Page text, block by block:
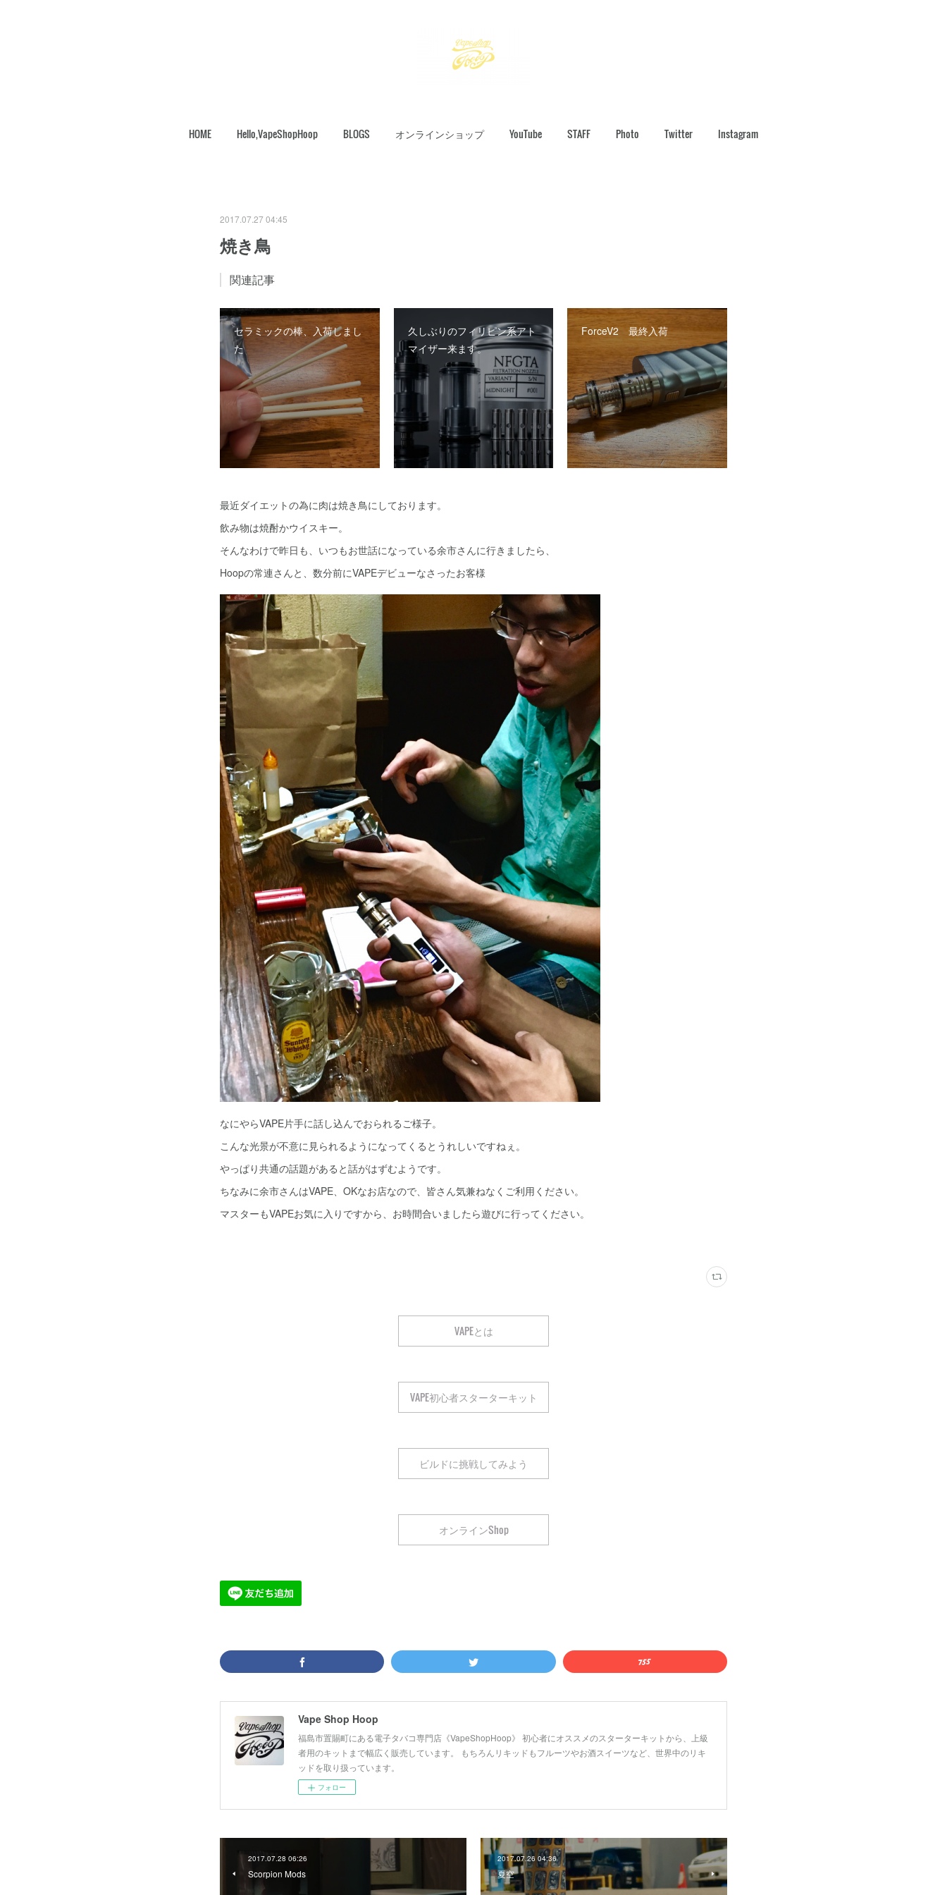
HOME Hello,VapeShopHoop BLOGS オンラインショップ YouTube STAFF Photo Twitter Instagram
2017.07.27 04:45
焼き鳥
関連記事
セラミックの棒、入荷しまし
た
久しぶりのフィリピン系アト
マイザー来ます。
ForceV2 最終入荷
最近ダイエットの為に肉は焼き鳥にしております。
飲み物は焼酎かウイスキー。
そんなわけで昨日も、いつもお世話になっている余市さんに行きましたら、
Hoopの常連さんと、数分前にVAPEデビューなさったお客様
なにやらVAPE片手に話し込んでおられるご様子。
こんな光景が不意に見られるようになってくるとうれしいですねぇ。
やっぱり共通の話題があると話がはずむようです。
ちなみに余市さんはVAPE、OKなお店なので、皆さん気兼ねなくご利用ください。
マスターもVAPEお気に入りですから、お時間合いましたら遊びに行ってください。
VAPEとは
VAPE初心者スターターキット
ビルドに挑戦してみよう
オンラインShop
Vape Shop Hoop
福島市置賜町にある電子タバコ専門店《VapeShopHoop》 初心者にオススメのスターターキットから、上級
者用のキットまで幅広く販売しています。 もちろんリキッドもフルーツやお酒スイーツなど、世界中のリキ
ッドを取り扱っています。
フォロー
2017.07.28 06:26
Scorpion Mods
2017.07.26 04:36
夏空